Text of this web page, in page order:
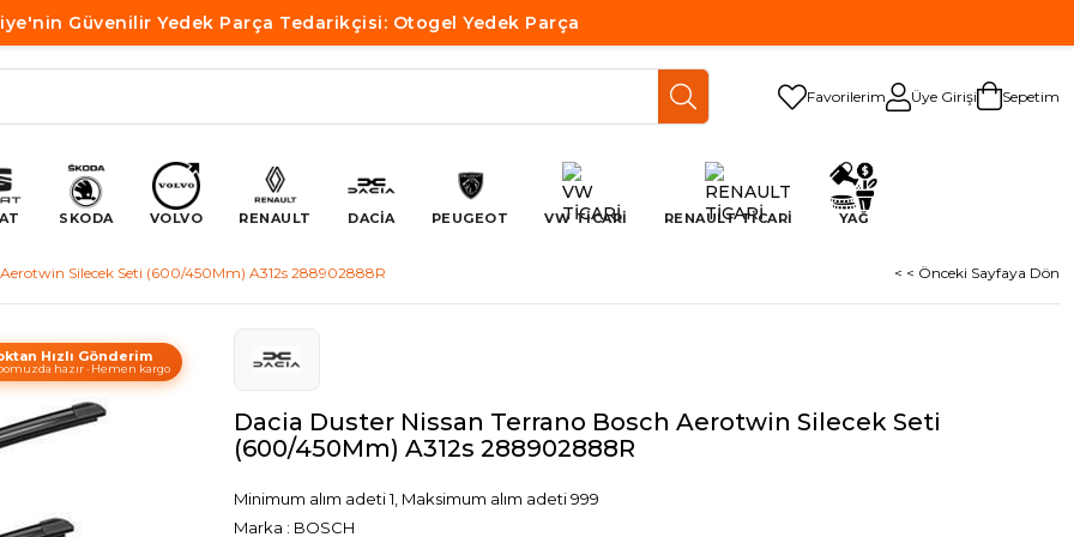
Güvenilir Yedek Parça Tedarikçisi: Otogel Yedek Parça
Favorilerim Üye Girişi Sepetim
SKODA VOLVO RENAULT DACİA PEUGEOT VW TİCARİ RENAULT TİCARİ YAĞ
Silecek Seti (600/450Mm) A312s 288902888R < < Önceki Sayfaya Dön
Hızlı Gönderim
hazır · Hemen kargo
Dacia Duster Nissan Terrano Bosch Aerotwin Silecek Seti
(600/450Mm) A312s 288902888R
Minimum alım adeti 1, Maksimum alım adeti 999
Marka : BOSCH